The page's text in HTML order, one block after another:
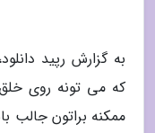
به گزارش رپید
که می تونه روی خلق
ممکنه براتون جالب